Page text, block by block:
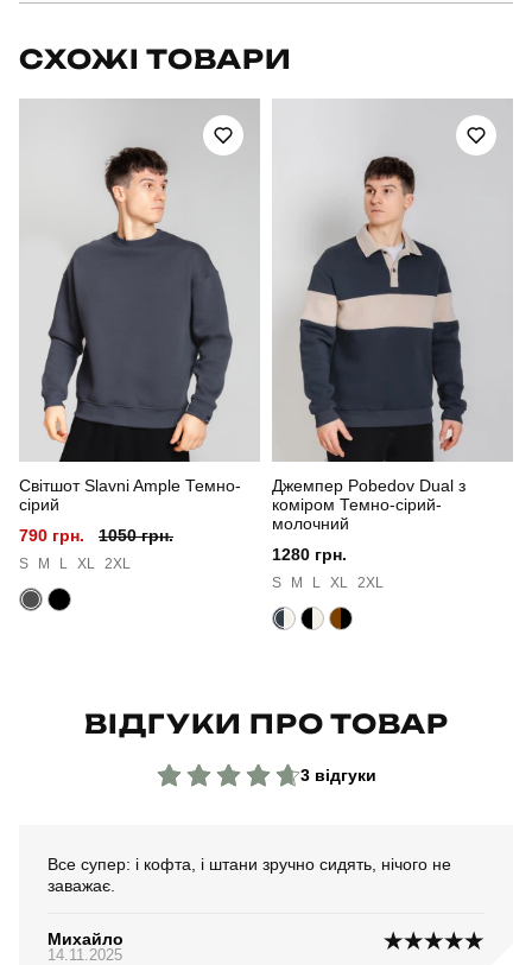
костюм
Призначення для повсякденного носіння
Стиль повсякденний
Сезон
Колір
Матеріал
Склад тканини
Країна - виробник
СХОЖІ ТОВАРИ
Світшот Slavni Ample Темно-
сірий
790 грн.
1050 грн.
S M L XL 2XL
Джемпер Pobedov Dual з
коміром Темно-сірий-
молочний
1280 грн.
S M L XL 2XL
ВІДГУКИ ПРО ТОВАР
3 відгуки
Все супер: і кофта, і штани зручно сидять, нічого не
заважає.
Михайло
14.11.2025